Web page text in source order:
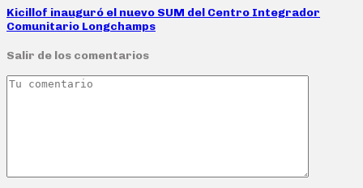
Kicillof inauguró el nuevo SUM del Centro Integrador
Comunitario Longchamps
Salir de los comentarios